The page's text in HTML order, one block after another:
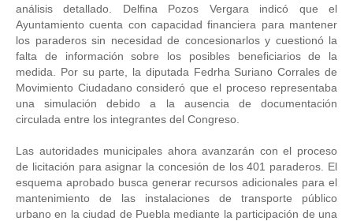
análisis detallado. Delfina Pozos Vergara indicó que el
Ayuntamiento cuenta con capacidad financiera para mantener
los paraderos sin necesidad de concesionarlos y cuestionó la
falta de información sobre los posibles beneficiarios de la
medida. Por su parte, la diputada Fedrha Suriano Corrales de
Movimiento Ciudadano consideró que el proceso representaba
una simulación debido a la ausencia de documentación
circulada entre los integrantes del Congreso.
Las autoridades municipales ahora avanzarán con el proceso
de licitación para asignar la concesión de los 401 paraderos. El
esquema aprobado busca generar recursos adicionales para el
mantenimiento de las instalaciones de transporte público
urbano en la ciudad de Puebla mediante la participación de una